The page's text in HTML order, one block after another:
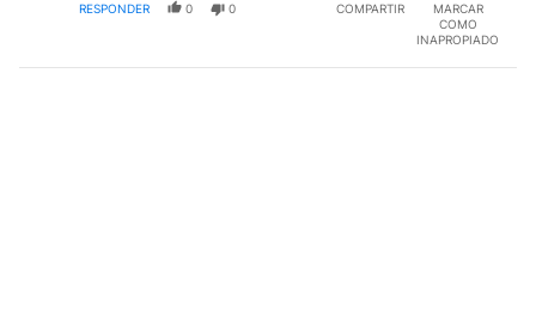
RESPONDER 0 0 COMPARTIR
MARCAR
COMO
INAPROPIADO